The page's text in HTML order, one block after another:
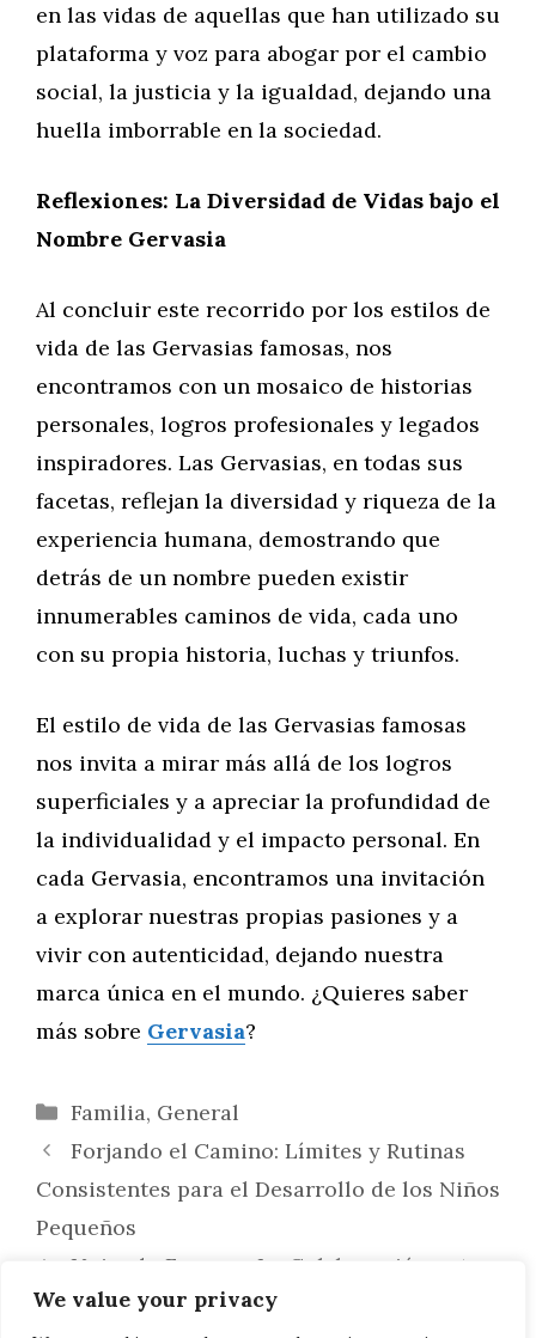
We value your privacy
en las vidas de aquellas que han utilizado su
plataforma y voz para abogar por el cambio
social, la justicia y la igualdad, dejando una
huella imborrable en la sociedad.
Reflexiones: La Diversidad de Vidas bajo el
Nombre Gervasia
Al concluir este recorrido por los estilos de
vida de las Gervasias famosas, nos
encontramos con un mosaico de historias
personales, logros profesionales y legados
inspiradores. Las Gervasias, en todas sus
facetas, reflejan la diversidad y riqueza de la
experiencia humana, demostrando que
detrás de un nombre pueden existir
innumerables caminos de vida, cada uno
con su propia historia, luchas y triunfos.
El estilo de vida de las Gervasias famosas
nos invita a mirar más allá de los logros
superficiales y a apreciar la profundidad de
la individualidad y el impacto personal. En
cada Gervasia, encontramos una invitación
a explorar nuestras propias pasiones y a
vivir con autenticidad, dejando nuestra
marca única en el mundo. ¿Quieres saber
más sobre Gervasia?
Categorías
Familia, General
Forjando el Camino: Límites y Rutinas
Consistentes para el Desarrollo de los Niños
Pequeños
Uniendo Fuerzas: La Colaboración entre
Lightning Motorcycles y Empresas de